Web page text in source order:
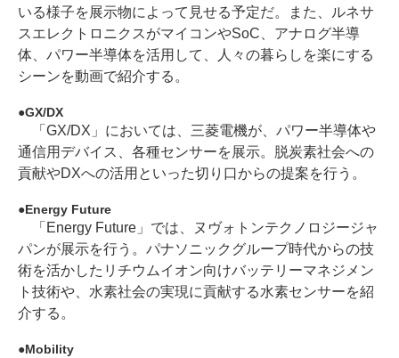
いる様子を展示物によって見せる予定だ。また、ルネサ
スエレクトロニクスがマイコンやSoC、アナログ半導
体、パワー半導体を活用して、人々の暮らしを楽にする
シーンを動画で紹介する。
GX/DX
「GX/DX」においては、三菱電機が、パワー半導体や
通信用デバイス、各種センサーを展示。脱炭素社会への
貢献やDXへの活用といった切り口からの提案を行う。
Energy Future
「Energy Future」では、ヌヴォトンテクノロジージャ
パンが展示を行う。パナソニックグループ時代からの技
術を活かしたリチウムイオン向けバッテリーマネジメン
ト技術や、水素社会の実現に貢献する水素センサーを紹
介する。
Mobility